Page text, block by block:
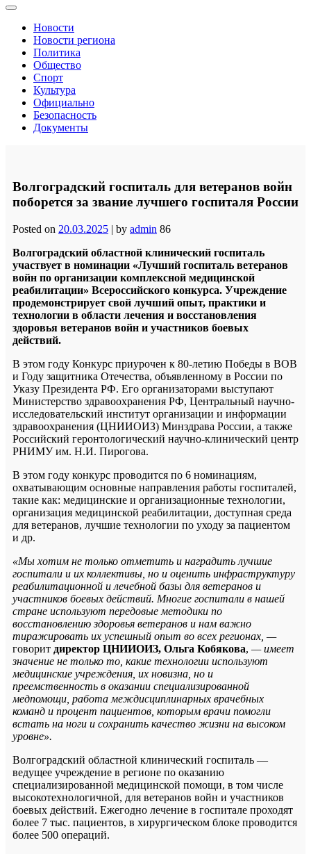
Новости
Новости региона
Политика
Общество
Спорт
Культура
Официально
Безопасность
Документы
Волгоградский госпиталь для ветеранов войн
поборется за звание лучшего госпиталя России
Posted on 20.03.2025 | by admin 86
Волгоградский областной клинический госпиталь
участвует в номинации «Лучший госпиталь ветеранов
войн по организации комплексной медицинской
реабилитации» Всероссийского конкурса. Учреждение
продемонстрирует свой лучший опыт, практики и
технологии в области лечения и восстановления
здоровья ветеранов войн и участников боевых
действий.
В этом году Конкурс приурочен к 80-летию Победы в ВОВ
и Году защитника Отечества, объявленному в России по
Указу Президента РФ. Его организаторами выступают
Министерство здравоохранения РФ, Центральный научно-
исследовательский институт организации и информации
здравоохранения (ЦНИИОИЗ) Минздрава России, а также
Российский геронтологический научно-клинический центр
РНИМУ им. Н.И. Пирогова.
В этом году конкурс проводится по 6 номинациям,
охватывающим основные направления работы госпиталей,
такие как: медицинские и организационные технологии,
организация медицинской реабилитации, доступная среда
для ветеранов, лучшие технологии по уходу за пациентом
и др.
«Мы хотим не только отметить и наградить лучшие
госпитали и их коллективы, но и оценить инфраструктуру
реабилитационной и лечебной базы для ветеранов и
участников боевых действий. Многие госпитали в нашей
стране используют передовые методики по
восстановлению здоровья ветеранов и нам важно
тиражировать их успешный опыт во всех регионах, —
говорит директор ЦНИИОИЗ, Ольга Кобякова, — имеет
значение не только то, какие технологии используют
медицинские учреждения, их новизна, но и
преемственность в оказании специализированной
медпомощи, работа междисциплинарных врачебных
команд и процент пациентов, которым врачи помогли
встать на ноги и сохранить качество жизни на высоком
уровне».
Волгоградский областной клинический госпиталь —
ведущее учреждение в регионе по оказанию
специализированной медицинской помощи, в том числе
высокотехнологичной, для ветеранов войн и участников
боевых действий. Ежегодно лечение в госпитале проходят
более 7 тыс. пациентов, в хирургическом блоке проводится
более 500 операций.